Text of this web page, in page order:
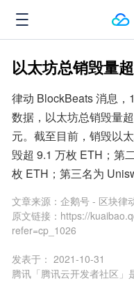
以太坊总销毁量
律动 BlockBeats 消息
数据，以太坊总销毁量
元。截至目前，销毁以
毁超 9.1 万枚 ETH；第
枚 ETH；第三名为
文章来源： 企鹅号 - 区块律
原文链接： https://
refer=cp_1026
发表于： 2021-10-31
腾讯「腾讯云开发者社区」